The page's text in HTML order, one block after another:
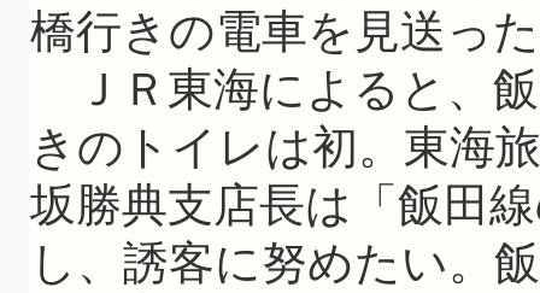
橋行きの電車を見送っ
ＪＲ東海によると、
きのトイレは初。東海
坂勝典支店長は「飯田
し、誘客に努めたい。